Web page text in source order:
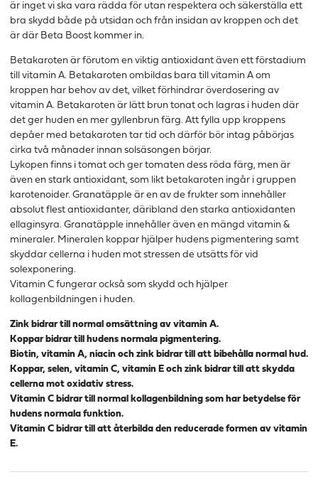
är inget vi ska vara rädda för utan respektera och säkerställa ett
bra skydd både på utsidan och från insidan av kroppen och det
är där Beta Boost kommer in.
Betakaroten är förutom en viktig antioxidant även ett förstadium
till vitamin A. Betakaroten ombildas bara till vitamin A om
kroppen har behov av det, vilket förhindrar överdosering av
vitamin A. Betakaroten är lätt brun tonat och lagras i huden där
det ger huden en mer gyllenbrun färg. Att fylla upp kroppens
depåer med betakaroten tar tid och därför bör intag påbörjas
cirka två månader innan solsäsongen börjar.
Lykopen finns i tomat och ger tomaten dess röda färg, men är
även en stark antioxidant, som likt betakaroten ingår i gruppen
karotenoider. Granatäpple är en av de frukter som innehåller
absolut flest antioxidanter, däribland den starka antioxidanten
ellaginsyra. Granatäpple innehåller även en mängd vitamin &
mineraler. Mineralen koppar hjälper hudens pigmentering samt
skyddar cellerna i huden mot stressen de utsätts för vid
solexponering.
Vitamin C fungerar också som skydd och hjälper
kollagenbildningen i huden.
Zink bidrar till normal omsättning av vitamin A.
Koppar bidrar till hudens normala pigmentering.
Biotin, vitamin A, niacin och zink bidrar till att bibehålla normal hud.
Koppar, selen, vitamin C, vitamin E och zink bidrar till att skydda
cellerna mot oxidativ stress.
Vitamin C bidrar till normal kollagenbildning som har betydelse för
hudens normala funktion.
Vitamin C bidrar till att återbilda den reducerade formen av vitamin
E.